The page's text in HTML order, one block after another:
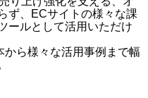
ず、ECサイトの様々な課
ールとして活用いただけ
ら様々な活用事例まで幅